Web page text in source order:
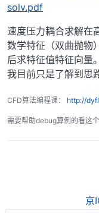
solv.pdf
速度压力耦合求解在
数学特征（双曲抛物
后求特征值特征向量
我目前只是了解到思
CFD算法编程课： http://
需要帮助debug算例的看这个
京